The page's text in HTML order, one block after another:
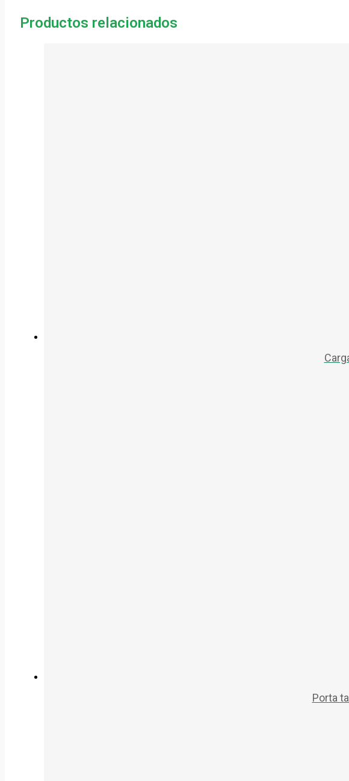
Productos relacionados
Porta